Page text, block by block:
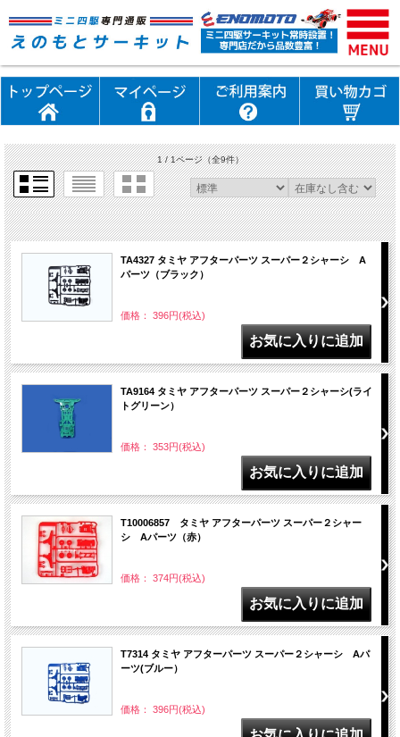
1 / 1ページ（全9件）
TA4327 タミヤ アフターパーツ スーパー２シャーシ A
パーツ（ブラック）
価格： 396円(税込)
TA9164 タミヤ アフターパーツ スーパー２シャーシ(ライ
トグリーン）
価格： 353円(税込)
T10006857 タミヤ アフターパーツ スーパー２シャー
シ Aパーツ（赤）
価格： 374円(税込)
T7314 タミヤ アフターパーツ スーパー２シャーシ Aパ
ーツ(ブルー）
価格： 396円(税込)